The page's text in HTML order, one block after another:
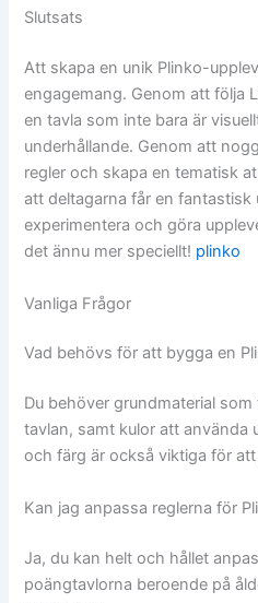
Slutsats
Att skapa en unik Plinko-
engagemang. Genom att följa
en tavla som inte bara är
underhållande. Genom att
regler och skapa en tematisk
att deltagarna får en fantastisk
experimentera och göra
det ännu mer speciellt! plinko
Vanliga Frågor
Vad behövs för att bygga en
Du behöver grundmaterial
tavlan, samt kulor att använda
och färg är också viktiga för
Kan jag anpassa reglerna för
Ja, du kan helt och hållet
poängtavlorna beroende på